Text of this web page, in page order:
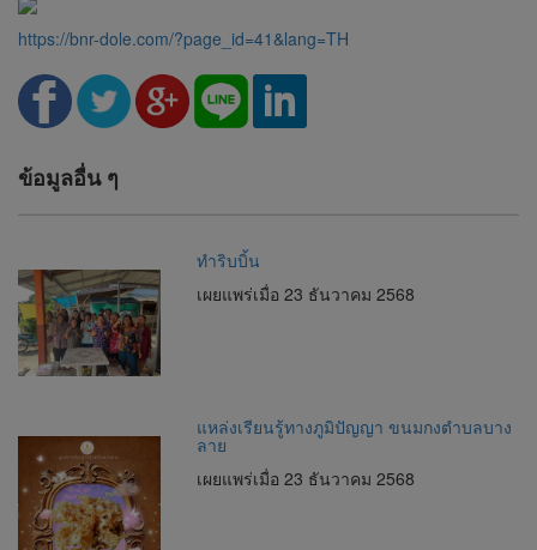
https://bnr-dole.com/?page_id=41&lang=TH
ข้อมูลอื่น ๆ
ทำริบบิ้น
เผยแพร่เมื่อ 23 ธันวาคม 2568
แหล่งเรียนรู้ทางภูมิปัญญา ขนมกงตำบลบาง
ลาย
เผยแพร่เมื่อ 23 ธันวาคม 2568